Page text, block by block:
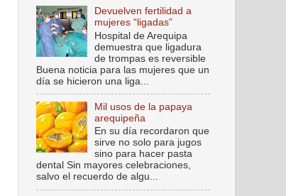
Devuelven fertilidad a
mujeres “ligadas”
Hospital de Arequipa
demuestra que ligadura
de trompas es reversible
Buena noticia para las mujeres que un
día se hicieron una liga...
Mil usos de la papaya
arequipeña
En su día recordaron que
sirve no solo para jugos
sino para hacer pasta
dental Sin mayores celebraciones,
salvo el recuerdo de algu...